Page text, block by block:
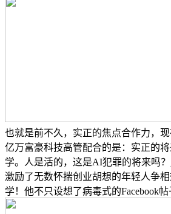
也就是前不久，实正的焦点合作力，
亿万富豪科技高管配合的是：实正的
学。人是活的，这是AI犯罪的将来吗
激励了无数怀揣创业胡想的年轻人争
学！他不只设想了病毒式的Facebook帖